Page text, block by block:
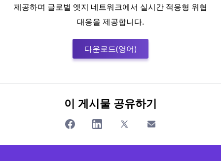
제공하며 글로벌 엣지 네트워크에서 실시간 적응형 위협
대응을 제공합니다.
다운로드(영어)
이 게시물 공유하기